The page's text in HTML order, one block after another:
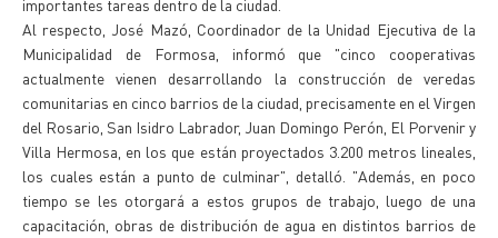
importantes tareas dentro de la ciudad.
Al respecto, José Mazó, Coordinador de la Unidad Ejecutiva de la
Municipalidad de Formosa, informó que "cinco cooperativas
actualmente vienen desarrollando la construcción de veredas
comunitarias en cinco barrios de la ciudad, precisamente en el Virgen
del Rosario, San Isidro Labrador, Juan Domingo Perón, El Porvenir y
Villa Hermosa, en los que están proyectados 3.200 metros lineales,
los cuales están a punto de culminar", detalló. "Además, en poco
tiempo se les otorgará a estos grupos de trabajo, luego de una
capacitación, obras de distribución de agua en distintos barrios de